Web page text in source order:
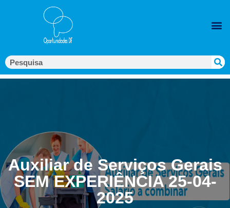
Auxiliar de Serviços Gerais
SEM EXPERIÊNCIA 25-04-
2025